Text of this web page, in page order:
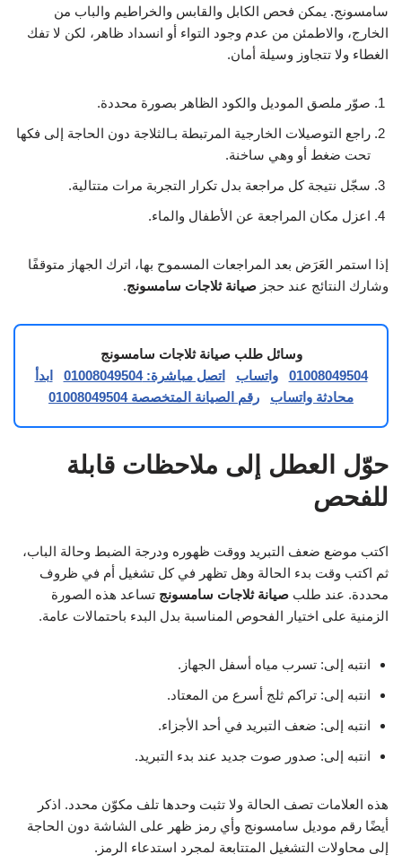
سامسونج. يمكن فحص الكابل والقابس والخراطيم والباب من
الخارج، والاطمئن من عدم وجود التواء أو انسداد ظاهر، لكن لا تفك
الغطاء ولا تتجاوز وسيلة أمان.
صوّر ملصق الموديل والكود الظاهر بصورة محددة.
راجع التوصيلات الخارجية المرتبطة بـالثلاجة دون الحاجة إلى فكها
تحت ضغط أو وهي ساخنة.
سجّل نتيجة كل مراجعة بدل تكرار التجربة مرات متتالية.
اعزل مكان المراجعة عن الأطفال والماء.
إذا استمر العَرَض بعد المراجعات المسموح بها، اترك الجهاز متوقفًا
وشارك النتائج عند حجز صيانة ثلاجات سامسونج.
وسائل طلب صيانة ثلاجات سامسونج
01008049504
واتساب اتصل مباشرة: 01008049504
ابدأ
محادثة واتساب
رقم الصيانة المتخصصة 01008049504
حوّل العطل إلى ملاحظات قابلة
للفحص
اكتب موضع ضعف التبريد ووقت ظهوره ودرجة الضبط وحالة الباب،
ثم اكتب وقت بدء الحالة وهل تظهر في كل تشغيل أم في ظروف
محددة. عند طلب صيانة ثلاجات سامسونج تساعد هذه الصورة
الزمنية على اختيار الفحوص المناسبة بدل البدء باحتمالات عامة.
انتبه إلى: تسرب مياه أسفل الجهاز.
انتبه إلى: تراكم ثلج أسرع من المعتاد.
انتبه إلى: ضعف التبريد في أحد الأجزاء.
انتبه إلى: صدور صوت جديد عند بدء التبريد.
هذه العلامات تصف الحالة ولا تثبت وحدها تلف مكوّن محدد. اذكر
أيضًا رقم موديل سامسونج وأي رمز ظهر على الشاشة دون الحاجة
إلى محاولات التشغيل المتتابعة لمجرد استدعاء الرمز.